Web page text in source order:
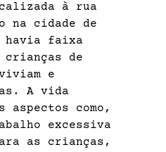
à rua
na cidade de
havia faixa
de
e
A vida
aspectos como,
excessiva
as crianças,